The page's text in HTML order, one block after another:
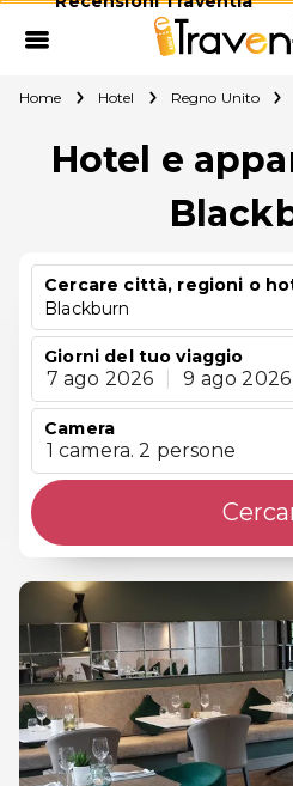
Home Hotel Regno Unito
Hotel e
Cercare città, regioni o
Blackburn
Giorni del tuo viaggio
7 ago 2026 9 ago 2026
Camera
1 camera. 2 persone